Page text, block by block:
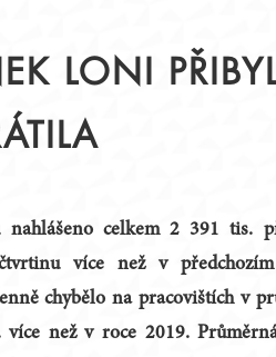
TÝMYLONI
celkem 2 391 tis.
více než v
chybělo na pracovištích v
než v roce 2019.